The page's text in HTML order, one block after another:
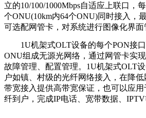
立的10/100/1000Mbps自适应上联口，
个ONU(10km内64个ONU)同时接入，
可选配网管卡，对系统进行图像化界面
1U机架式OLT设备的每个PON接
ONU组成无源光网络，通过网管卡实
故障管理、配置管理。 1U机架式OLT
户如镇、村级的光纤网络接入，在降
带宽接入提供高带宽保证，也可以应用
纤到户，完成IP电话、宽带数据、 IPTV